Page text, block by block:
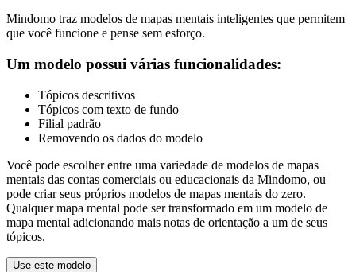
Mindomo traz modelos de mapas mentais inteligentes que permitem
que você funcione e pense sem esforço.
Um modelo possui várias funcionalidades:
Tópicos descritivos
Tópicos com texto de fundo
Filial padrão
Removendo os dados do modelo
Você pode escolher entre uma variedade de modelos de mapas
mentais das contas comerciais ou educacionais da Mindomo, ou
pode criar seus próprios modelos de mapas mentais do zero.
Qualquer mapa mental pode ser transformado em um modelo de
mapa mental adicionando mais notas de orientação a um de seus
tópicos.
Use este modelo